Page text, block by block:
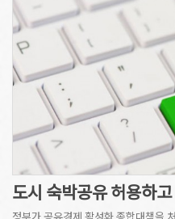
도시 숙박공유 허용하